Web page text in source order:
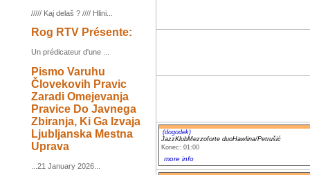
///// Kaj delaš ? //// Hlini...
Rog RTV Présente:
Un prédicateur d'une ...
Pismo Varuhu
Človekovih Pravic
Zaradi Omejevanja
Pravice Do Javnega
Zbiranja, Ki Ga Izvaja
Ljubljanska Mestna
Uprava
...21 January 2026...
(dogodek)
JazzKlubMezzoforte duoHawlina/Petrušić
Konec: 01:00
more info